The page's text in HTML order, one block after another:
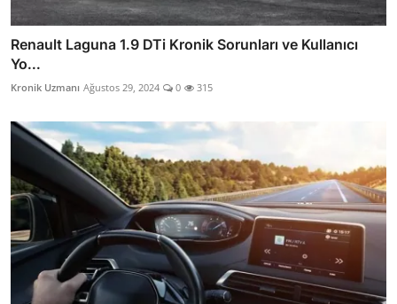
Renault Laguna 1.9 DTi Kronik Sorunları ve Kullanıcı
Yo...
Kronik Uzmanı Ağustos 29, 2024 0 315